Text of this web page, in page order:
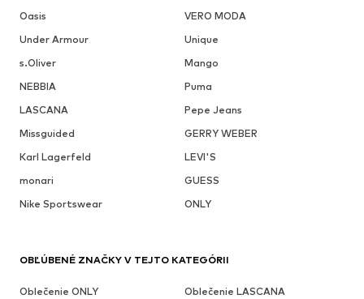
Oasis
VERO MODA
Under Armour
Unique
s.Oliver
Mango
NEBBIA
Puma
LASCANA
Pepe Jeans
Missguided
GERRY WEBER
Karl Lagerfeld
LEVI'S
monari
GUESS
Nike Sportswear
ONLY
OBĽÚBENÉ ZNAČKY V TEJTO KATEGÓRII
Oblečenie ONLY
Oblečenie LASCANA